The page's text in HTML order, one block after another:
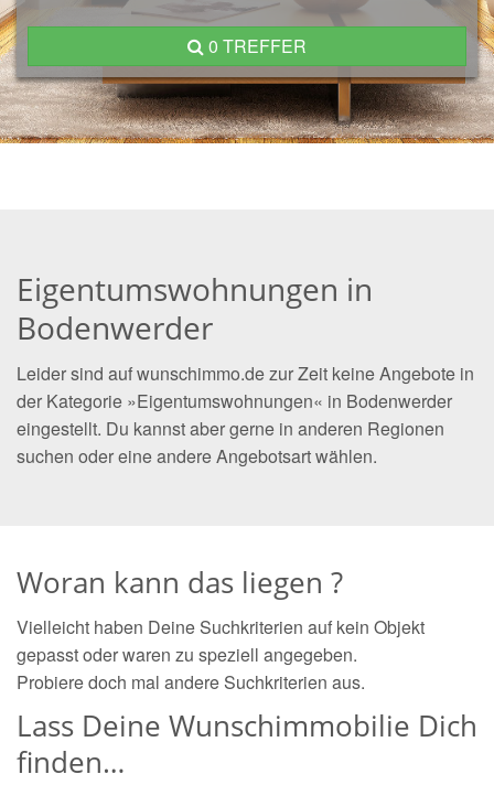
0 TREFFER
Eigentumswohnungen in
Bodenwerder
Leider sind auf wunschimmo.de zur Zeit keine Angebote in
der Kategorie »Eigentumswohnungen« in Bodenwerder
eingestellt. Du kannst aber gerne in anderen Regionen
suchen oder eine andere Angebotsart wählen.
Woran kann das liegen ?
Vielleicht haben Deine Suchkriterien auf kein Objekt
gepasst oder waren zu speziell angegeben.
Probiere doch mal andere Suchkriterien aus.
Lass Deine Wunschimmobilie Dich
finden…